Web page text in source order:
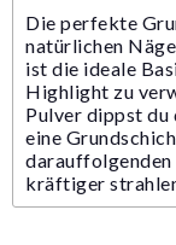
Die perfekte
natürlichen
ist die ideale
Highlight zu
Pulver dippst du
eine
darauffolgenden
kräftiger